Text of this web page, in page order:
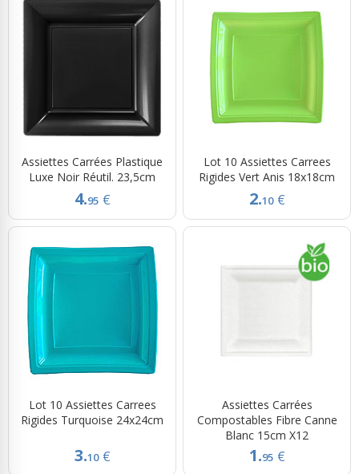
Assiettes Carrées Plastique
Luxe Noir Réutil. 23,5cm
4.95 €
Lot 10 Assiettes Carrees
Rigides Vert Anis 18x18cm
2.10 €
Lot 10 Assiettes Carrees
Rigides Turquoise 24x24cm
3.10 €
Assiettes Carrées
Compostables Fibre Canne
Blanc 15cm X12
1.95 €